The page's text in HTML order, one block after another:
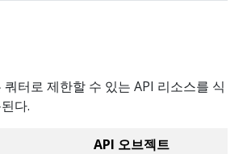
터로 제한할 수 있는 API 리소스를 식
다.
API 오브젝트